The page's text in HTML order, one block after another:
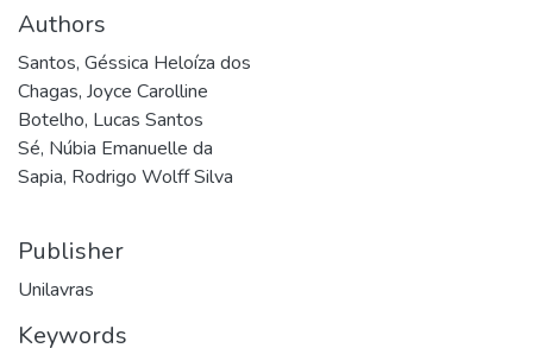
Authors
Santos, Géssica Heloíza dos
Chagas, Joyce Carolline
Botelho, Lucas Santos
Sé, Núbia Emanuelle da
Sapia, Rodrigo Wolff Silva
Publisher
Unilavras
Keywords